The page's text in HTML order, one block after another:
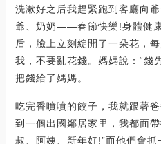
洗漱好之后我趕緊跑到客廳向
爺、奶奶――春節快樂!身體健
后，臉上立刻綻開了一朵花，
我，不要亂花錢。媽媽說：“錢
把錢給了媽媽。
吃完香噴噴的餃子，我就跟著
到一個出國鄰居家里，我都面
叔、阿姨、新年好!”而他們會